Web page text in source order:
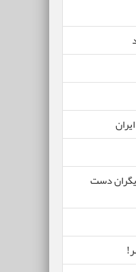
دست